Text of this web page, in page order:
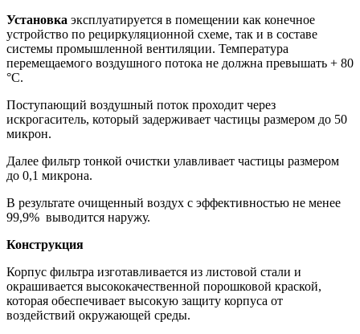
Установка эксплуатируется в помещении как конечное
устройство по рециркуляционной схеме, так и в составе
системы промышленной вентиляции. Температура
перемещаемого воздушного потока не должна превышать + 80
°C.
Поступающий воздушный поток проходит через
искрогаситель, который задерживает частицы размером до 50
микрон.
Далее фильтр тонкой очистки улавливает частицы размером
до 0,1 микрона.
В результате очищенный воздух с эффективностью не менее
99,9% выводится наружу.
Конструкция
Корпус фильтра изготавливается из листовой стали и
окрашивается высококачественной порошковой краской,
которая обеспечивает высокую защиту корпуса от
воздействий окружающей среды.